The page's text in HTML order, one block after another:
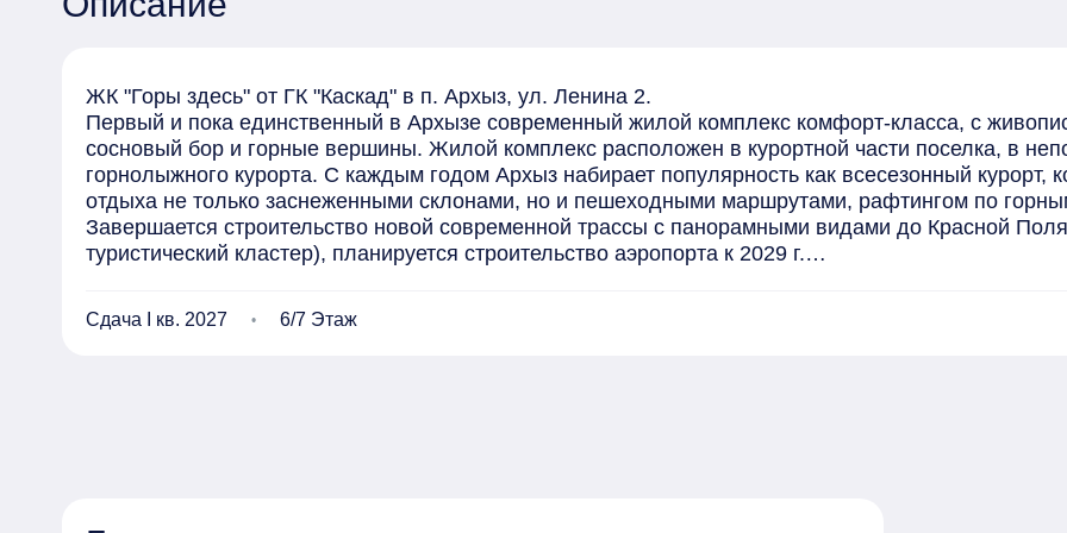
ЖК "Горы здесь" от ГК "Каскад" в п. Архыз, ул. Ленина 2.
Первый и пока единственный в Архызе современный жилой комплекс комфорт-класса, с
сосновый бор и горные вершины. Жилой комплекс расположен в курортной части поселка, в
горнолыжного курорта. С каждым годом Архыз набирает популярность как всесезонный курорт,
отдыха не только заснеженными склонами, но и пешеходными маршрутами, рафтингом по
Завершается строительство новой современной трассы с панорамными видами до Красной
туристический кластер), планируется строительство аэропорта к 2029 г.
Этажность: 7-8 этажей.
В первой очереди строительства 3, 4, 6 корпуса
Сдача I кв. 2027 6/7 Этаж